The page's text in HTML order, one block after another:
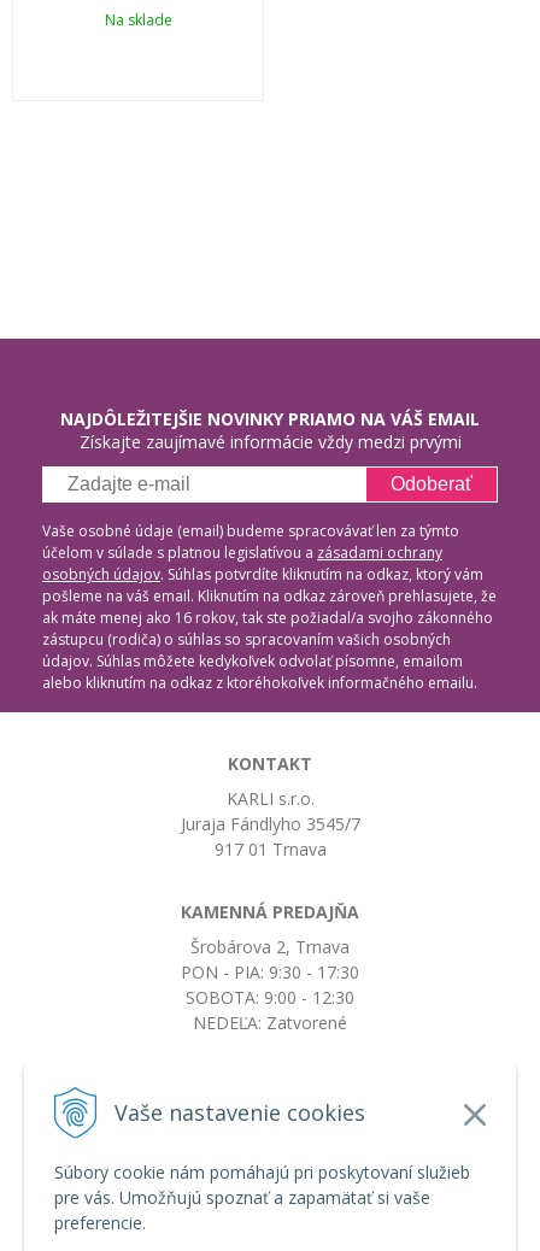
Vaše nastavenie cookies
Súbory cookie nám pomáhajú pri poskytovaní služieb
pre vás. Umožňujú spoznať a zapamätať si vaše
preferencie.
Na sklade
NAJDÔLEŽITEJŠIE NOVINKY PRIAMO NA VÁŠ EMAIL
Získajte zaujímavé informácie vždy medzi prvými
Odoberať
Vaše osobné údaje (email) budeme spracovávať len za týmto
účelom v súlade s platnou legislatívou a zásadami ochrany
osobných údajov. Súhlas potvrdíte kliknutím na odkaz, ktorý vám
pošleme na váš email. Kliknutím na odkaz zároveň prehlasujete, že
ak máte menej ako 16 rokov, tak ste požiadal/a svojho zákonného
zástupcu (rodiča) o súhlas so spracovaním vašich osobných
údajov. Súhlas môžete kedykoľvek odvolať písomne, emailom
alebo kliknutím na odkaz z ktoréhokoľvek informačného emailu.
KONTAKT
KARLI s.r.o.
Juraja Fándlyho 3545/7
917 01 Trnava
KAMENNÁ PREDAJŇA
Šrobárova 2, Trnava
PON - PIA: 9:30 - 17:30
SOBOTA: 9:00 - 12:30
NEDEĽA: Zatvorené
objednavky@botkydorobotky.sk
VŠETKO O NÁKUPE